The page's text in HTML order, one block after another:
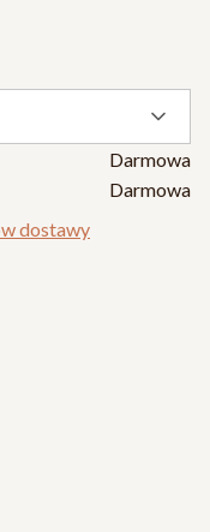
Darmowa
Darmowa
dostawy